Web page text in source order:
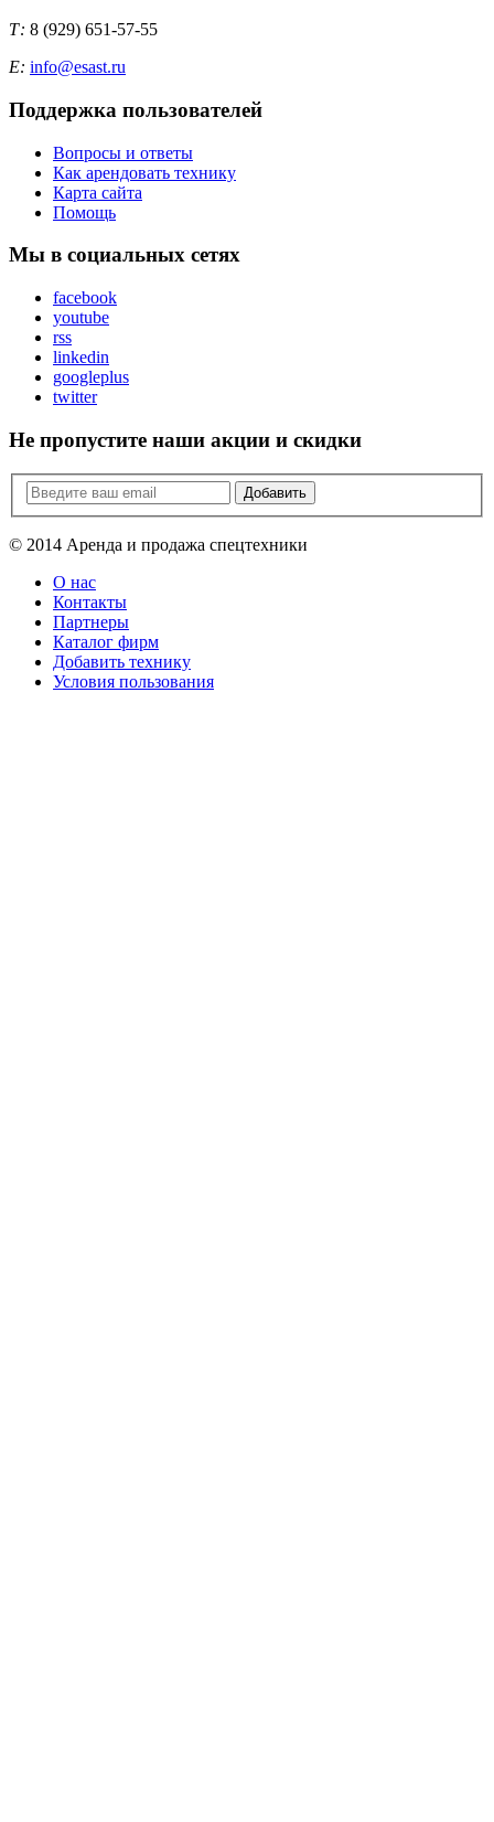
Т: 8 (929) 651-57-55
E: info@esast.ru
Поддержка пользователей
Вопросы и ответы
Как арендовать технику
Карта сайта
Помощь
Мы в социальных сетях
facebook
youtube
rss
linkedin
googleplus
twitter
Не пропустите наши акции и скидки
© 2014 Аренда и продажа спецтехники
О нас
Контакты
Партнеры
Каталог фирм
Добавить технику
Условия пользования